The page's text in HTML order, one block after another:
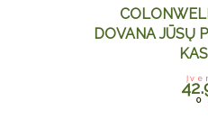
DOVANA JŪSŲ
0